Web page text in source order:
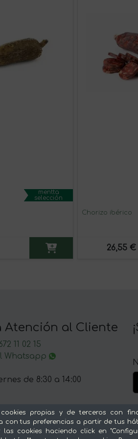
mentta
selección
Chorizo ibérico
26,55 €
Atención al Cliente
11 02 15
Whatsapp
de 8:30 a 14:00
cookies propias y de terceros con
con tus preferencias a partir de tus
las cookies haciendo click en